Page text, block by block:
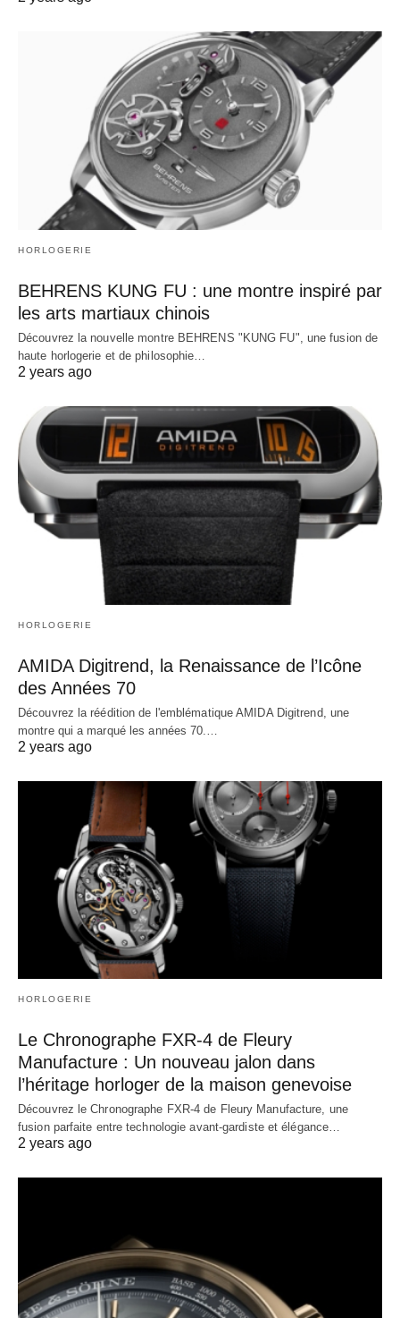
HORLOGERIE
BEHRENS KUNG FU : une montre inspiré par
les arts martiaux chinois
Découvrez la nouvelle montre BEHRENS "KUNG FU", une fusion de
haute horlogerie et de philosophie…
2 years ago
HORLOGERIE
AMIDA Digitrend, la Renaissance de l’Icône
des Années 70
Découvrez la réédition de l'emblématique AMIDA Digitrend, une
montre qui a marqué les années 70.…
2 years ago
HORLOGERIE
Le Chronographe FXR-4 de Fleury
Manufacture : Un nouveau jalon dans
l’héritage horloger de la maison genevoise
Découvrez le Chronographe FXR-4 de Fleury Manufacture, une
fusion parfaite entre technologie avant-gardiste et élégance…
2 years ago